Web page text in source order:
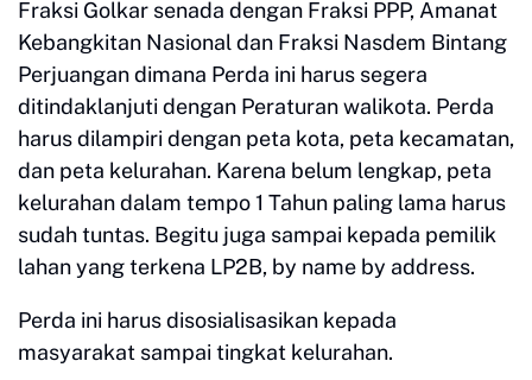
Fraksi Golkar senada dengan Fraksi PPP, Amanat
Kebangkitan Nasional dan Fraksi Nasdem Bintang
Perjuangan dimana Perda ini harus segera
ditindaklanjuti dengan Peraturan walikota. Perda
harus dilampiri dengan peta kota, peta kecamatan,
dan peta kelurahan. Karena belum lengkap, peta
kelurahan dalam tempo 1 Tahun paling lama harus
sudah tuntas. Begitu juga sampai kepada pemilik
lahan yang terkena LP2B, by name by address.
Perda ini harus disosialisasikan kepada
masyarakat sampai tingkat kelurahan.